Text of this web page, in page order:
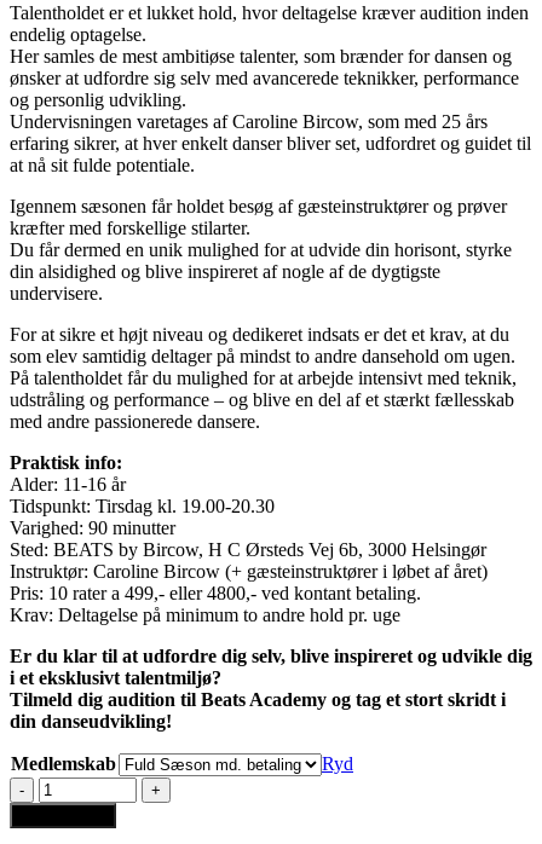
Talentholdet er et lukket hold, hvor deltagelse kræver audition inden
endelig optagelse.
Her samles de mest ambitiøse talenter, som brænder for dansen og
ønsker at udfordre sig selv med avancerede teknikker, performance
og personlig udvikling.
Undervisningen varetages af Caroline Bircow, som med 25 års
erfaring sikrer, at hver enkelt danser bliver set, udfordret og guidet til
at nå sit fulde potentiale.
Igennem sæsonen får holdet besøg af gæsteinstruktører og prøver
kræfter med forskellige stilarter.
Du får dermed en unik mulighed for at udvide din horisont, styrke
din alsidighed og blive inspireret af nogle af de dygtigste
undervisere.
For at sikre et højt niveau og dedikeret indsats er det et krav, at du
som elev samtidig deltager på mindst to andre dansehold om ugen.
På talentholdet får du mulighed for at arbejde intensivt med teknik,
udstråling og performance – og blive en del af et stærkt fællesskab
med andre passionerede dansere.
Praktisk info:
Alder: 11-16 år
Tidspunkt: Tirsdag kl. 19.00-20.30
Varighed: 90 minutter
Sted: BEATS by Bircow, H C Ørsteds Vej 6b, 3000 Helsingør
Instruktør: Caroline Bircow (+ gæsteinstruktører i løbet af året)
Pris: 10 rater a 499,- eller 4800,- ved kontant betaling.
Krav: Deltagelse på minimum to andre hold pr. uge
Er du klar til at udfordre dig selv, blive inspireret og udvikle dig
i et eksklusivt talentmiljø?
Tilmeld dig audition til Beats Academy og tag et stort skridt i
din danseudvikling!
Medlemskab
Ryd
BEATS
Academy
11-